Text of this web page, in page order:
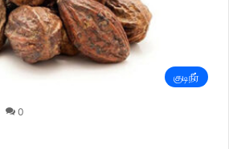
குடிநீர்
0